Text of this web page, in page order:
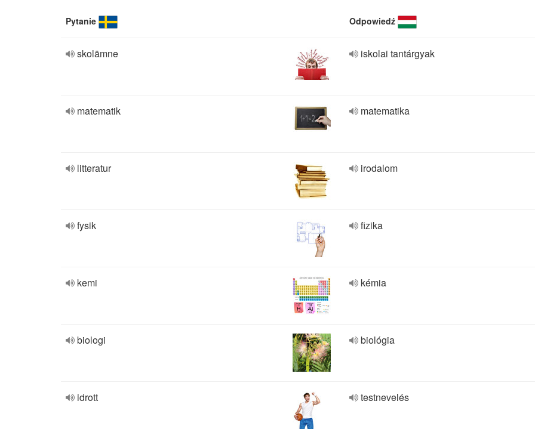
Pytanie Odpowiedź
skolämne iskolai tantárgyak
matematik matematika
litteratur irodalom
fysik fizika
kemi kémia
biologi biológia
idrott testnevelés